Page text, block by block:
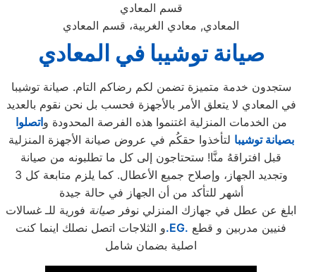
قسم المعادي
المعادي, معادي الغربية، قسم المعادي
صيانة توشيبا في المعادي
ستجدون خدمة متميزة تضمن لكم رضاكم التام. صيانة توشيبا
في المعادي لا يتعلق الأمر بالأجهزة فحسب بل نحن نقوم بالعديد
من الخدمات المنزلية اغتنموا هذه الفرصة المحدودة واتصلوا
بصيانة توشيبا لتأخذوا حقكُم في عروض صيانة الأجهزة المنزلية
قبل افتراقهُ منَّا! ستحتاجون إلى كل ما تطلبونه من صيانة
وتجديد الجهاز، وإصلاح جميع الأعطال. كما يلزم متابعة كل 3
أشهر للتأكد من أن الجهاز في حالة جيدة
ابلغ عن عطل في جهازك المنزلي نوفر صيانة فورية للـ غسالات
و الثلاجات اتصل نصلك اينما كنت.EG.
اصلية بضمان شامل